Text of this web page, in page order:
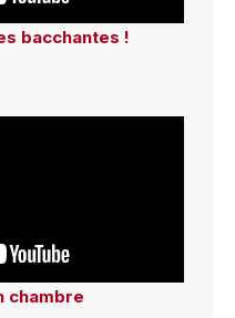
bacchantes !
chambre